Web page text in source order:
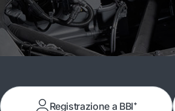
Registrazione a BBI⁺